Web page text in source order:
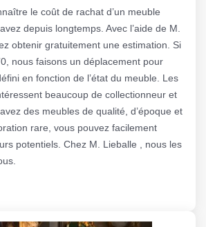
le coût de rachat d’un meuble
depuis longtemps. Avec l’aide de M.
obtenir gratuitement une estimation. Si
nous faisons un déplacement pour
en fonction de l’état du meuble. Les
beaucoup de collectionneur et
des meubles de qualité, d’époque et
rare, vous pouvez facilement
potentiels. Chez M. Lieballe , nous les